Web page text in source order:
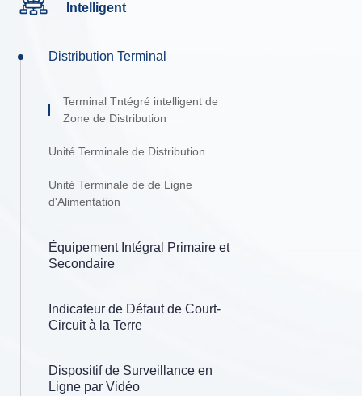
Intelligent
Distribution Terminal
Terminal Tntégré intelligent de
Zone de Distribution
Unité Terminale de Distribution
Unité Terminale de de Ligne
d'Alimentation
Équipement Intégral Primaire et
Secondaire
Indicateur de Défaut de Court-
Circuit à la Terre
Dispositif de Surveillance en
Ligne par Vidéo